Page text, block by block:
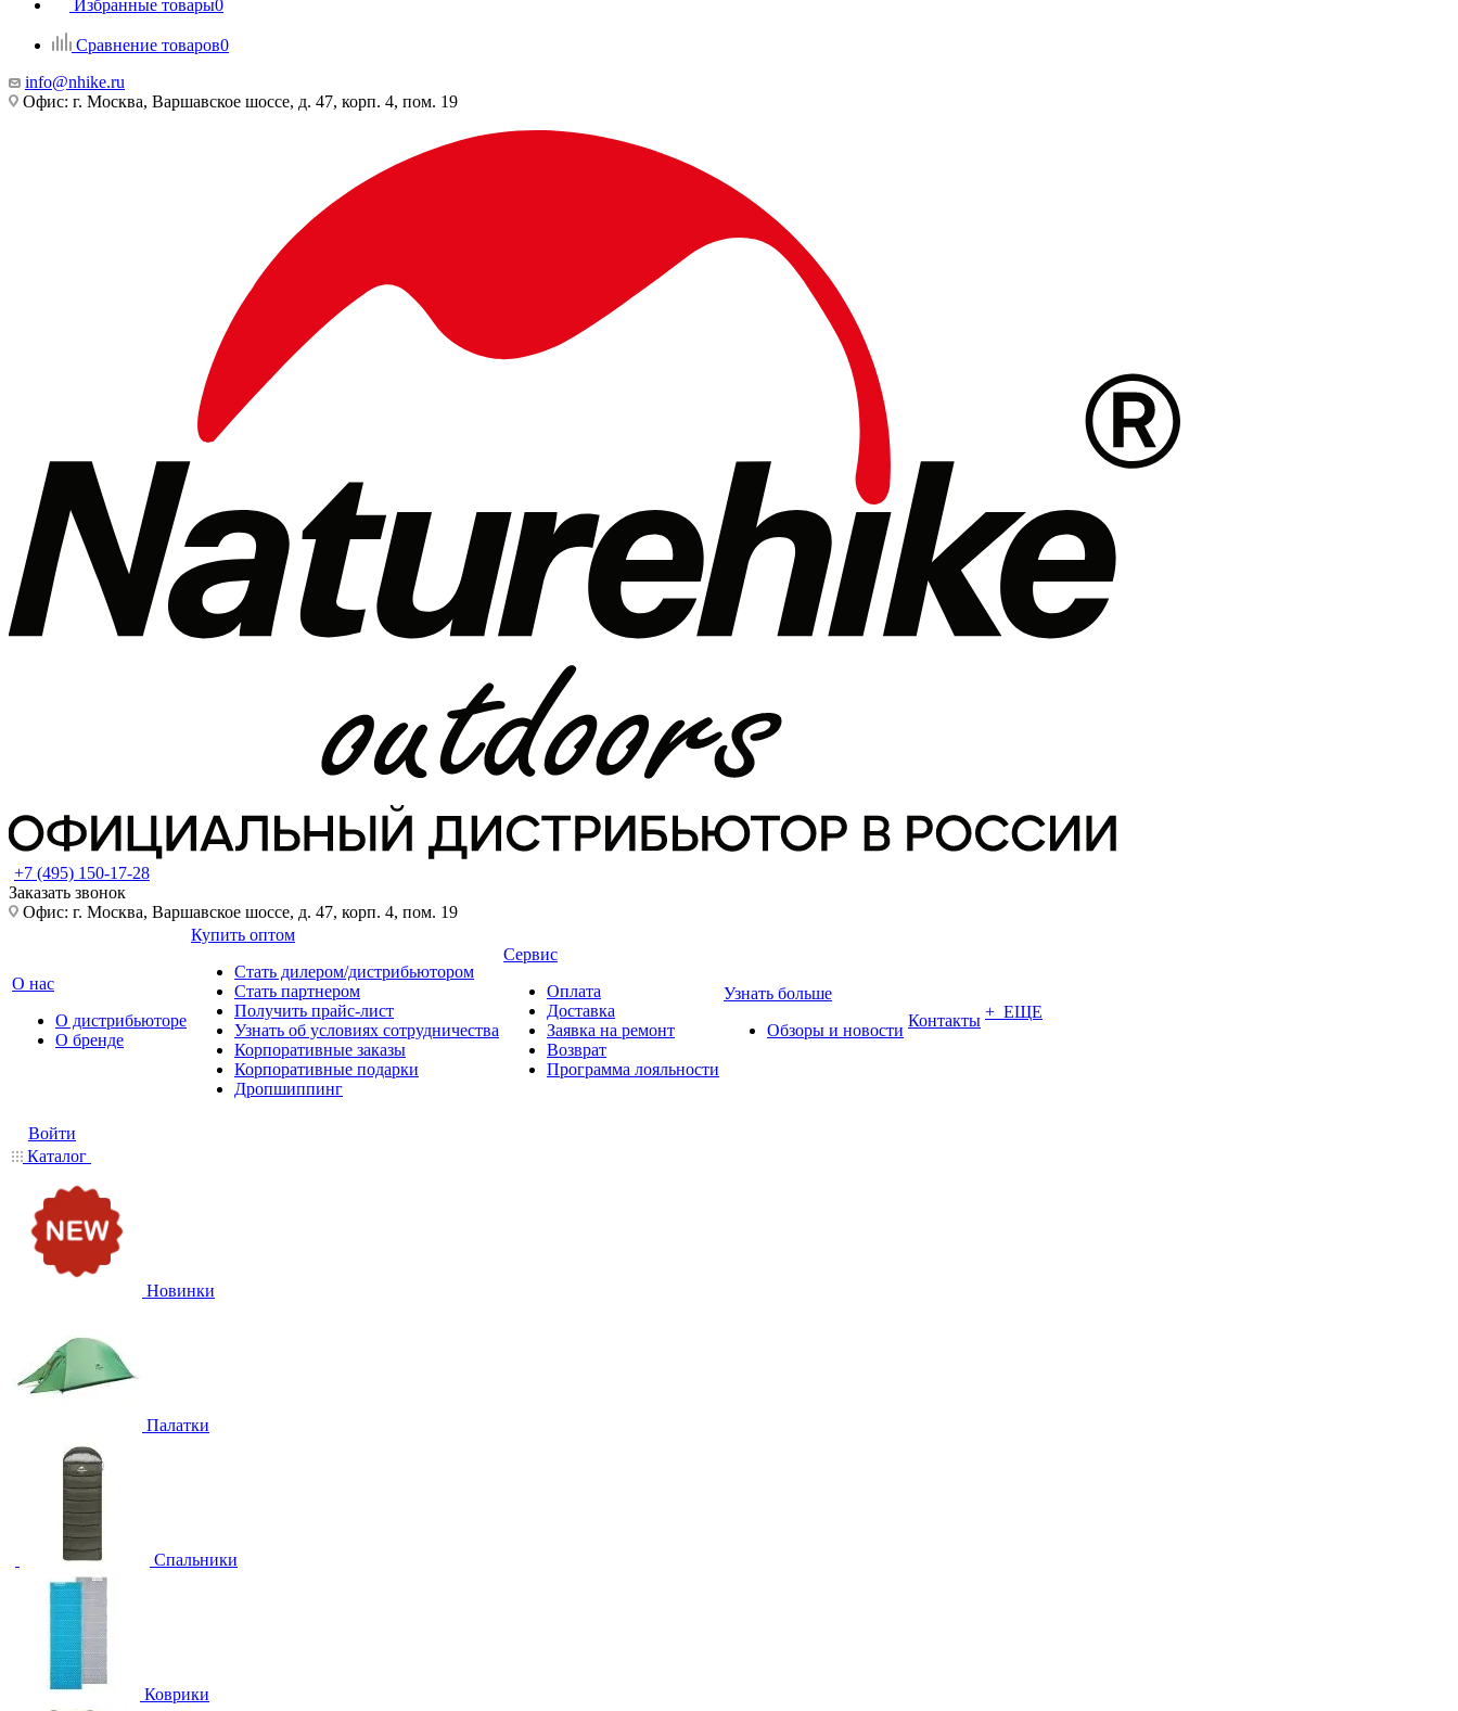
Избранные товары0
Сравнение товаров0
info@nhike.ru
Офис: г. Москва, Варшавское шоссе, д. 47, корп. 4, пом. 19
+7 (495) 150-17-28
Заказать звонок
Офис: г. Москва, Варшавское шоссе, д. 47, корп. 4, пом. 19
О нас
О дистрибьюторе
О бренде
Купить оптом
Стать дилером/дистрибьютором
Стать партнером
Получить прайс-лист
Узнать об условиях сотрудничества
Корпоративные заказы
Корпоративные подарки
Дропшиппинг
Сервис
Оплата
Доставка
Заявка на ремонт
Возврат
Программа лояльности
Узнать больше
Обзоры и новости
Контакты + ЕЩЕ
Войти
Каталог
Новинки
Палатки
Спальники
Коврики